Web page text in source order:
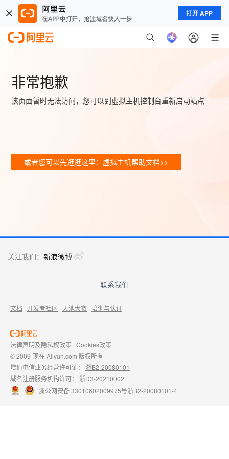
打开 APP
非常抱歉
该页面暂时无法访问，您可以到虚拟主机控制台重新启动站点
或者您可以先逛逛这里：虚拟主机帮助文档>>